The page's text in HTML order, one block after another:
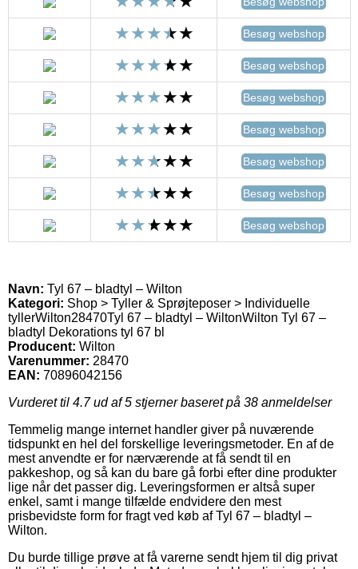
Besøg webshop
Besøg webshop
Besøg webshop
Besøg webshop
Besøg webshop
Besøg webshop
Besøg webshop
Navn: Tyl 67 – bladtyl – Wilton
Kategori: Shop > Tyller & Sprøjteposer > Individuelle
tyllerWilton28470Tyl 67 – bladtyl – WiltonWilton Tyl 67 –
bladtyl Dekorations tyl 67 bl
Producent: Wilton
Varenummer: 28470
EAN: 70896042156
Vurderet til 4.7ud af 5 stjerner baseret på 38 anmeldelser
Temmelig mange internet handler giver på nuværende
tidspunkt en hel del forskellige leveringsmetoder. En af de
mest anvendte er for nærværende at få sendt til en
pakkeshop, og så kan du bare gå forbi efter dine produkter
lige når det passer dig. Leveringsformen er altså super
enkel, samt i mange tilfælde endvidere den mest
prisbevidste form for fragt ved køb af Tyl 67 – bladtyl –
Wilton.
Du burde tillige prøve at få varerne sendt hjem til dig privat